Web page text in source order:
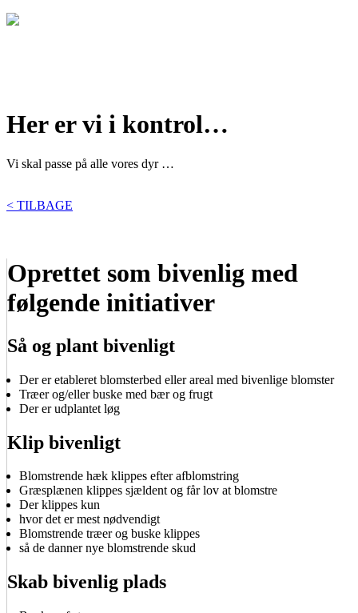
Her er vi i kontrol…
Vi skal passe på alle vores dyr …
< TILBAGE
Oprettet som bivenlig med
følgende initiativer
Så og plant bivenligt
Der er etableret blomsterbed eller areal med bivenlige blomster
Træer og/eller buske med bær og frugt
Der er udplantet løg
Klip bivenligt
Blomstrende hæk klippes efter afblomstring
Græsplænen klippes sjældent og får lov at blomstre
Der klippes kun
hvor det er mest nødvendigt
Blomstrende træer og buske klippes
så de danner nye blomstrende skud
Skab bivenlig plads